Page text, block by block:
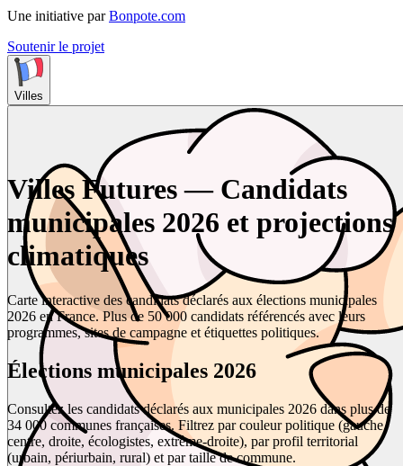
Une initiative par Bonpote.com
Soutenir le projet
Villes
Villes Futures — Candidats
municipales 2026 et projections
climatiques
Carte interactive des candidats déclarés aux élections municipales
2026 en France. Plus de 50 000 candidats référencés avec leurs
programmes, sites de campagne et étiquettes politiques.
Élections municipales 2026
Consultez les candidats déclarés aux municipales 2026 dans plus de
34 000 communes françaises. Filtrez par couleur politique (gauche,
centre, droite, écologistes, extrême-droite), par profil territorial
(urbain, périurbain, rural) et par taille de commune.